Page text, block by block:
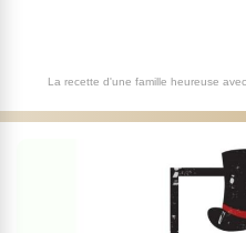
La recette d'une famille heureuse